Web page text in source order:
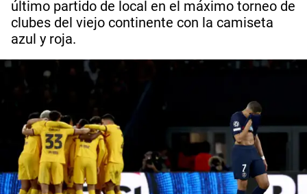
último partido de local en el máximo torneo de
clubes del viejo continente con la camiseta
azul y roja.